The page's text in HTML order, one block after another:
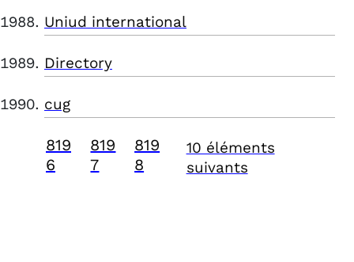
Uniud international
Directory
cug
819
6
819
7
819
8
10 éléments
suivants